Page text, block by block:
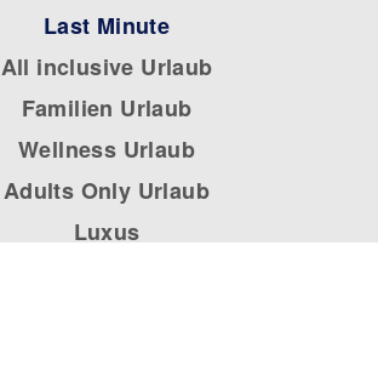
Last Minute
All inclusive Urlaub
Familien Urlaub
Wellness Urlaub
Adults Only Urlaub
Luxus